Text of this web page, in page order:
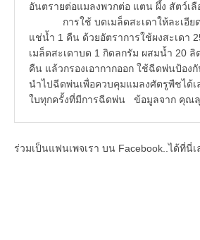
อันตรายต่อแมลงพวกต่อ แตน ผึ้ง สัต
การใช้ บดเมล็ดสะเดาให้ละเอียด
แช่น้ำ 1 คืน ด้วยอัตราการใช้ผงสะเดา
เมล็ดสะเดาบด 1 กิดลกรัม ผสมน้ำ 20 ลิ
คืน แล้วกรองเอากากออก ใช้ฉีดพ่นป้อง
นำไปฉีดพ่นเพื่อควบคุมแมลงศัตรูพืชได้เ
ใบทุกครั้งที่มีการฉีดพ่น ข้อมูลจาก คุณ
ร่วมเป็นแฟนเพจเรา บน Facebook..ได้ที่นี่เ